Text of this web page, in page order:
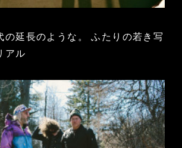
の延長のような。 ふたりの若き写
アル